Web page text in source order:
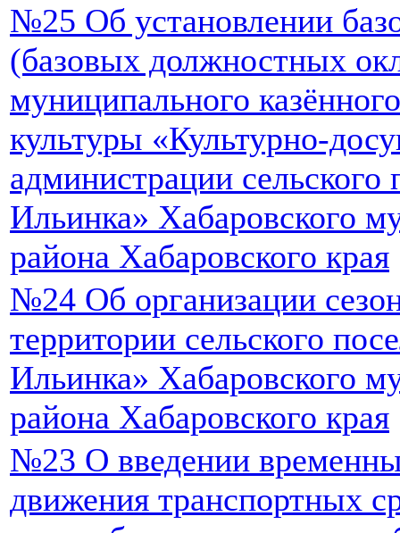
№25 Об установлении
(базовых должностных
муниципального
культуры «Культурно-
администрации сельского
Ильинка» Хабаровского
района Хабаровского края
№24 Об организации
территории сельского
Ильинка» Хабаровского
района Хабаровского края
№23 О введении
движения транспортных